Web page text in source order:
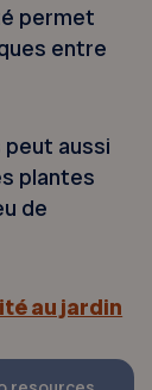
permet
entre
aussi
plantes
de
au jardin